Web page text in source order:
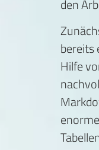
den
bereits
Hilfe